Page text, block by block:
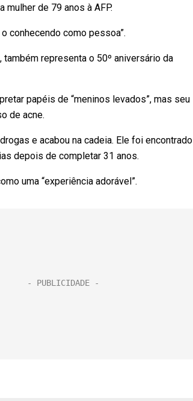
de 79 anos à AFP.
conhecendo como pessoa”.
representa o 50º aniversário da
papéis de “meninos levados”, mas seu
de acne.
e acabou na cadeia. Ele foi encontrado
depois de completar 31 anos.
uma “experiência adorável”.